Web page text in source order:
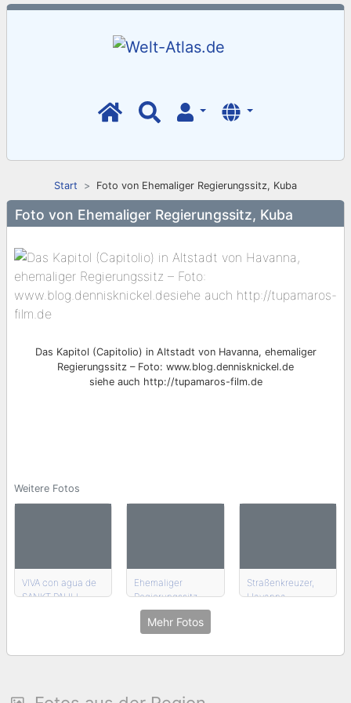
Start Foto von Ehemaliger Regierungssitz, Kuba
Foto von Ehemaliger Regierungssitz, Kuba
Das Kapitol (Capitolio) in Altstadt von Havanna, ehemaliger
Regierungssitz – Foto: www.blog.dennisknickel.de
siehe auch http://tupamaros-film.de
Weitere Fotos
VIVA con agua de
SANKT PAULI
Ehemaliger
Regierungssitz,
Kuba
Straßenkreuzer,
Havanna
Mehr Fotos